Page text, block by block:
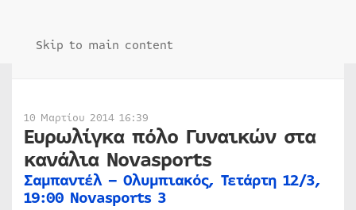
Skip to main content
10 Μαρτίου 2014 16:39
Ευρωλίγκα πόλο Γυναικών στα
κανάλια Novasports
Σαμπαντέλ – Ολυμπιακός, Τετάρτη 12/3,
19:00 Novasports 3